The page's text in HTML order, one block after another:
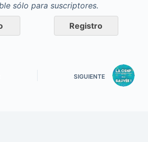
sólo para suscriptores.
Registro
SIGUIENTE